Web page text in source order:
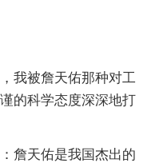
我被詹天佑那种对工
的科学态度深深地打
詹天佑是我国杰出的